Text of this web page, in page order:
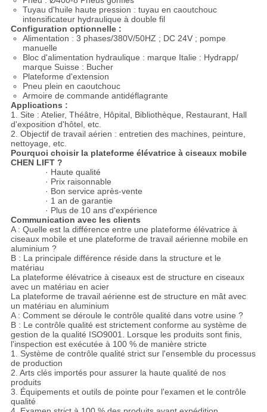
Tuyau d'huile haute pression : tuyau en caoutchouc
intensificateur hydraulique à double fil
Configuration optionnelle :
Alimentation : 3 phases/380V/50HZ ; DC 24V ; pompe
manuelle
Bloc d'alimentation hydraulique : marque Italie : Hydrapp/
marque Suisse : Bucher
Plateforme d'extension
Pneu plein en caoutchouc
Armoire de commande antidéflagrante
Applications :
1. Site : Atelier, Théâtre, Hôpital, Bibliothèque, Restaurant, Hall
d'exposition d'hôtel, etc.
2. Objectif de travail aérien : entretien des machines, peinture,
nettoyage, etc.
Pourquoi choisir la plateforme élévatrice à ciseaux mobile
CHEN LIFT ?
· Haute qualité
· Prix raisonnable
· Bon service après-vente
· 1 an de garantie
· Plus de 10 ans d'expérience
Communication avec les clients
A : Quelle est la différence entre une plateforme élévatrice à
ciseaux mobile et une plateforme de travail aérienne mobile en
aluminium ?
B : La principale différence réside dans la structure et le
matériau
La plateforme élévatrice à ciseaux est de structure en ciseaux
avec un matériau en acier
La plateforme de travail aérienne est de structure en mât avec
un matériau en aluminium
A : Comment se déroule le contrôle qualité dans votre usine ?
B : Le contrôle qualité est strictement conforme au système de
gestion de la qualité ISO9001. Lorsque les produits sont finis,
l'inspection est exécutée à 100 % de manière stricte
1. Système de contrôle qualité strict sur l'ensemble du processus
de production
2. Arts clés importés pour assurer la haute qualité de nos
produits
3. Équipements et outils de pointe pour l'examen et le contrôle
qualité